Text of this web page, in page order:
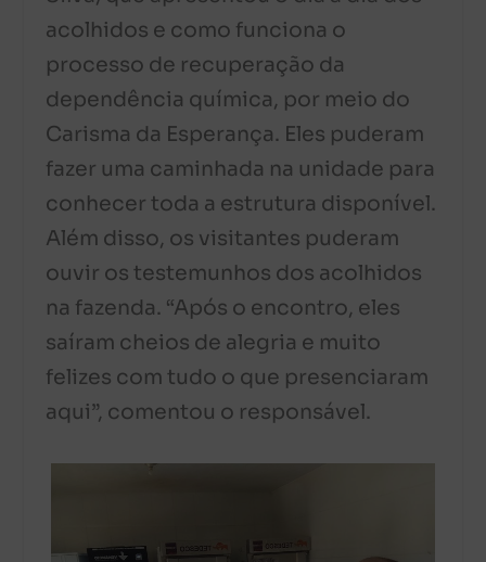
acolhidos e como funciona o
processo de recuperação da
dependência química, por meio do
Carisma da Esperança. Eles puderam
fazer uma caminhada na unidade para
conhecer toda a estrutura disponível.
Além disso, os visitantes puderam
ouvir os testemunhos dos acolhidos
na fazenda. “Após o encontro, eles
saíram cheios de alegria e muito
felizes com tudo o que presenciaram
aqui”, comentou o responsável.